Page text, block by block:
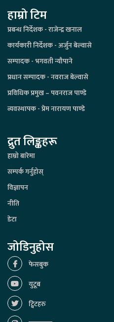
हाम्रो टिम
प्रबन्ध निर्देशक - राजेन्द्र खनाल
कार्यकारी निर्देशक - अर्जुन बेल्वासे
सम्पादक - भगवती न्यौपाने
प्रधान सम्पादक - नवराज बेल्वासे
प्रविधिक प्रमुख – पवनराज पाण्डे
व्यवस्थापक - प्रेम नारायण पाण्डे
द्रुत लिङ्कहरू
हाम्रो बारेमा
सम्पर्क गर्नुहोस्
विज्ञापन
नीति
डेटा
जोडिनुहोस
फेसबुक
युटूब
ट्विटहरु